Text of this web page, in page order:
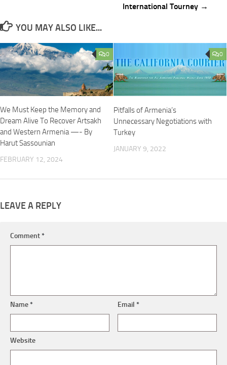
International Tourney →
YOU MAY ALSO LIKE...
0
We Must Keep the Memory and
Dream Alive To Recover Artsakh
and Western Armenia —- By
Harut Sassounian
FEBRUARY 12, 2024
0
Pitfalls of Armenia’s
Unnecessary Negotiations with
Turkey
JANUARY 9, 2022
LEAVE A REPLY
Comment*
Name* Email*
Website